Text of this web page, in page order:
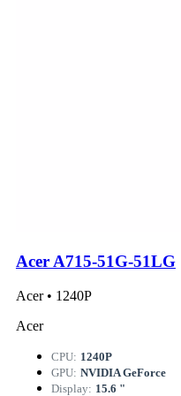
Acer A715-51G-51LG
Acer • 1240P
Acer
CPU: 1240P
GPU: NVIDIA GeForce
Display: 15.6 "